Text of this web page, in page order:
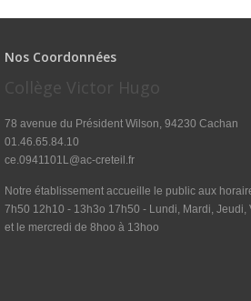
Nos Coordonnées
Collège Victor Hugo
78 avenue du Président Wilson, 94230 Cachan
01.46.65.84.10
ce.0941101L@ac-creteil.fr
Notre établissement accueille le public aux
7h50 12h10 - 13h3o 17h50 - Lundi, Mardi, Jeudi,
et le mercredi de 8hoo à 13hoo